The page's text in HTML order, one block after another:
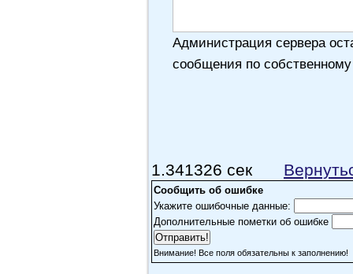
Администрация сервера
сообщения по
1.341326 сек
Сообщить об ошибке
Укажите ошибочные данные:
Дополнительные пометки об ошибке
Внимание! Все поля обязательны к заполнению!